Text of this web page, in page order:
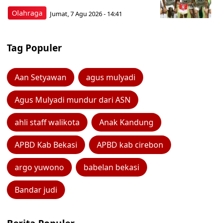
Olahraga Jumat, 7 Agu 2026 - 14:41
Tag Populer
Aan Setyawan agus mulyadi
Agus Mulyadi mundur dari ASN
ahli staff walikota Anak Kandung
APBD Kab Bekasi APBD kab cirebon
argo yuwono babelan bekasi
Bandar judi